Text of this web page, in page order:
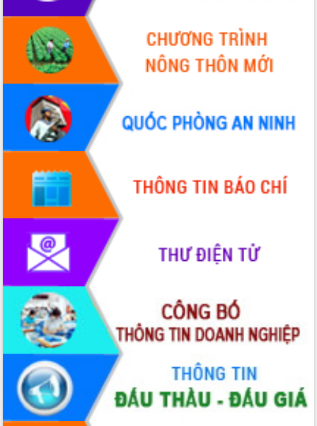
Đắk Lắk sơ kết 4 năm triển khai thực
hiện Đề án 06 của Chính phủ
Họp báo thông tin về Hội nghị Công bố
Quy hoạch và Xúc tiến đầu tư tỉnh Đắk
Khơi thông điểm nghẽn, đẩy nhanh
giải ngân vốn khắc phục thiên tai
HĐND tỉnh thông qua điều chỉnh Quy
hoạch tỉnh thời kỳ 2021-2030
Hội thảo góp ý hồ sơ điều chỉnh quy
hoạch tỉnh Đắk Lắk thời kỳ 2021-2030,
tầm nhìn đến năm 2050
Nâng cao hiệu quả hoạt động của các
doanh nghiệp nhà nước
Hội nghị triển khai kết nối mạng
truyền số liệu chuyên dùng phục vụ cơ
quan Đảng, Nhà nước
Lễ phát động chuỗi hoạt động chung
tay làm sạch môi trường
Xã Ea Kar bước chuyển mình trong
công tác cải cách hành chính mô hình
mới
UBND tỉnh họp báo định kỳ tháng 4
năm 2026
Hội thảo khoa học “Giải pháp thúc đẩy
phát triển nền kinh tế xanh tại tỉnh
Đắk Lắk”